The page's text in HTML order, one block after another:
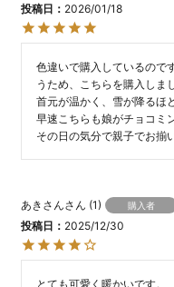
投稿日
2026/01/18
色違いで購入しているので
うため、こちらを購入しま
首元が温かく、雪が降るほ
早速こちらも娘がチョコミ
あきさん 1 購入者
投稿日
2025/12/30
とても可愛く暖かいです。